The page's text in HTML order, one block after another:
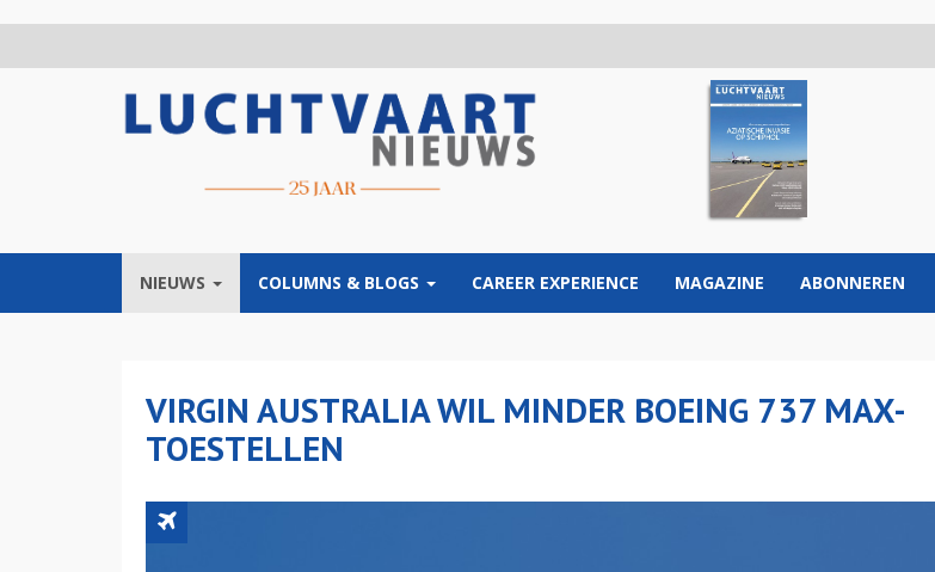
NIEUWS COLUMNS & BLOGS CAREER EXPERIENCE MAGAZINE ABONNEREN
VIRGIN AUSTRALIA WIL MINDER BOEING 737 MAX-
TOESTELLEN